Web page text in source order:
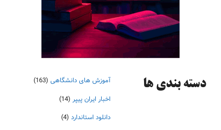
دسته‌ بندی ها آموزش های دانشگاهی (163)
اخبار ایران پیپر (14)
دانلود استاندارد (4)